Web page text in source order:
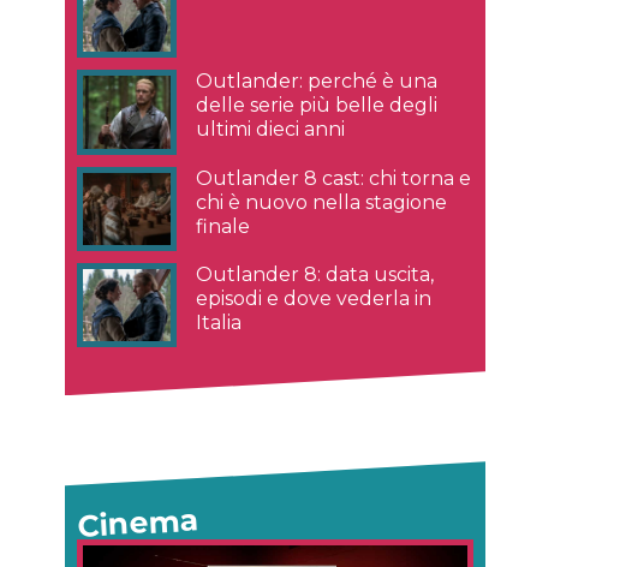
Outlander: perché è una
delle serie più belle degli
ultimi dieci anni
Outlander 8 cast: chi torna e
chi è nuovo nella stagione
finale
Outlander 8: data uscita,
episodi e dove vederla in
Italia
Cinema